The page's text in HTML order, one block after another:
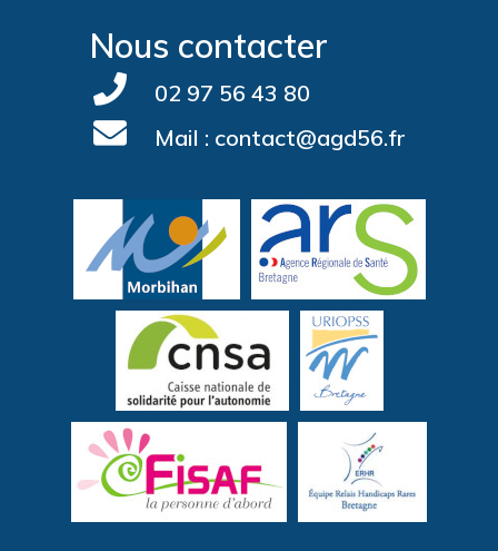
Nous contacter
02 97 56 43 80
Mail : contact@agd56.fr